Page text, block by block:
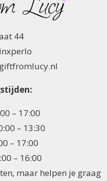
44
– 17:00
– 13:30
– 17:00
– 16:00
maar helpen je graag